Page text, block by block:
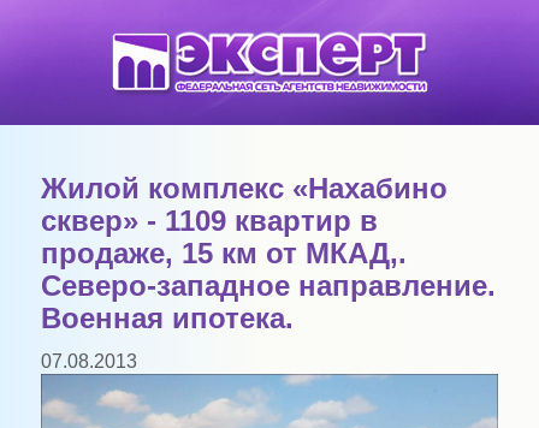
Жилой комплекс «Нахабино
сквер» - 1109 квартир в
продаже, 15 км от МКАД,.
Северо-западное направление.
Военная ипотека.
07.08.2013